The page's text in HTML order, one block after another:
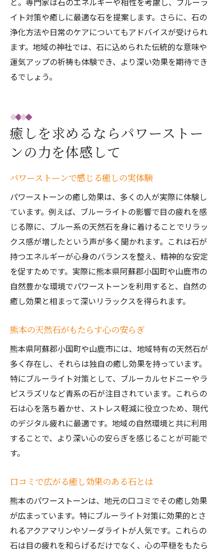
イト対策や癒しに最適な石を提案します。さらに、石の
浄化方法や日常のケアについてもアドバイスが受けられ
ます。地域の神社では、石に込められた伝統的な意味や
運気アップの祈祷も体験でき、より深い効果を期待でき
るでしょう。
癒しを求めるならパワーストー
ンの力を体感して
パワーストーンで感じる癒しの実体験
パワーストーンの癒し効果は、多くの人が実際に体験し
ています。例えば、ブルーライトの影響で目の疲れを感
じる際に、ブルー系の天然石を身に着けることでリラッ
クス感が増したという声が多く聞かれます。これは石が
持つエネルギーが心身のバランスを整え、精神的な安定
を促すためです。実際に熊本県阿蘇郡小国町や山鹿市の
自然豊かな環境でパワーストーンを利用すると、自然の
癒し効果と相まって深いリラックスを得られます。
熊本の天然石がもたらす心の安らぎ
熊本県阿蘇郡小国町や山鹿市には、地域特有の天然石が
多く存在し、それらは独自の癒し効果を持っています。
特にブルーライト対策として、ブルーカルセドニーやラ
ピスラズリなど青系の石が注目されています。これらの
石は心を落ち着かせ、ストレス軽減に役立つため、現代
のデジタル疲れに最適です。地域の自然環境と共に利用
することで、より深い心の安らぎを感じることが可能で
す。
口コミで広がる癒し効果のある石とは
熊本のパワーストーンは、地元の口コミでその癒し効果
が広まっています。特にブルーライト対策に効果的とさ
れるアクアマリンやソーダライトが人気です。これらの
石は目の疲れを和らげるだけでなく、心の平穏をもたら